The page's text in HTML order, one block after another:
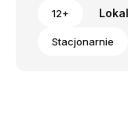
12+
Stacjonarnie